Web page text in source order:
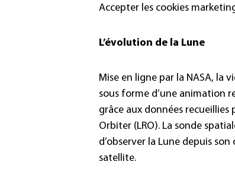
Accepter les cookies
L’évolution de la Lune
Mise en ligne par la NASA, la
sous forme d’une animation
grâce aux données recueillies
Orbiter (LRO). La sonde
d’observer la Lune depuis
satellite.